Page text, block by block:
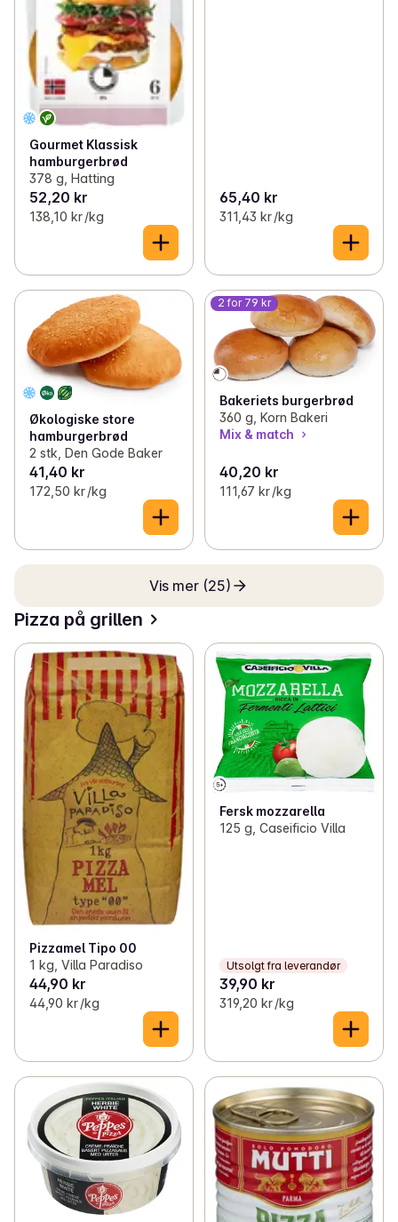
Gourmet Klassisk
hamburgerbrød
378 g, Hatting
52,20 kr
138,10 kr /kg
65,40 kr
311,43 kr /kg
Økologiske store
hamburgerbrød
2 stk, Den Gode Baker
41,40 kr
172,50 kr /kg
2 for 79 kr
Bakeriets burgerbrød
360 g, Korn Bakeri
Mix & match
40,20 kr
111,67 kr /kg
Vis mer (25)
Pizza på grillen
Pizzamel Tipo 00
1 kg, Villa Paradiso
44,90 kr
44,90 kr /kg
Fersk mozzarella
125 g, Caseificio Villa
Utsolgt fra leverandør
39,90 kr
319,20 kr /kg